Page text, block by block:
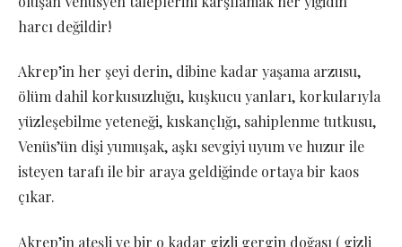
harcı değildir!
Akrep’in her şeyi derin, dibine kadar yaşama arzusu,
ölüm dahil korkusuzluğu, kuşkucu yanları, korkularıyla
yüzleşebilme yeteneği, kıskançlığı, sahiplenme tutkusu,
Venüs’ün dişi yumuşak, aşkı sevgiyi uyum ve huzur ile
isteyen tarafı ile bir araya geldiğinde ortaya bir kaos
çıkar.
Akrep’in ateşli ve bir o kadar gizli gergin doğası ( gizli